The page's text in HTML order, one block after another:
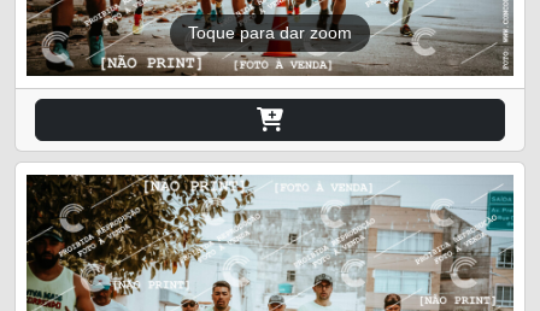
Toque para dar zoom